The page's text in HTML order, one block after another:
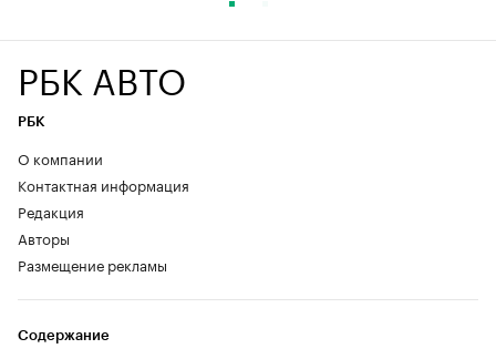
РБК АВТО
РБК
О компании
Контактная информация
Редакция
Авторы
Размещение рекламы
Содержание